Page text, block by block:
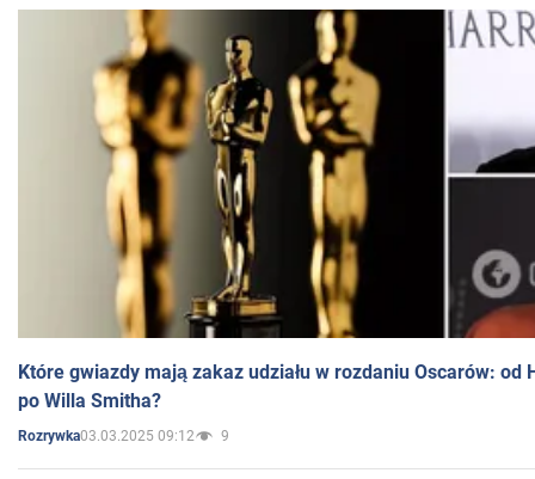
Które gwiazdy mają zakaz udziału w rozdaniu Oscarów: od
po Willa Smitha?
Rozrywka03.03.2025 09:12 9